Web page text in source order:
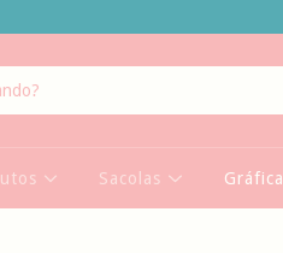
Sacolas Gráfica